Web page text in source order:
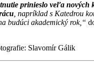
prinieslo veľa nových
, napríklad s Katedrou
budúci akademický rok,“
Slavomír Gálik